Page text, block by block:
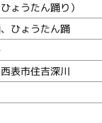
ょうたん踊り）
ひょうたん踊
表市住吉深川